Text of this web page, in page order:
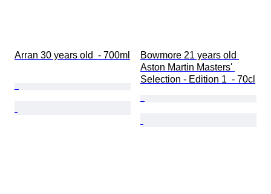
Arran 30 years old  - 700ml
Bowmore 21 years old
Aston Martin Masters'
Selection - Edition 1  - 70cl